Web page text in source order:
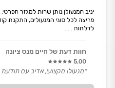
יניב המנעולן נותן שרות למגזר
פריצה לכל סוגי המנעולים, התקנת
לדלתות . ...
חוות דעת של חיים מנס ציונה
5.00
״מנעולן מקצועי, אדיב עם